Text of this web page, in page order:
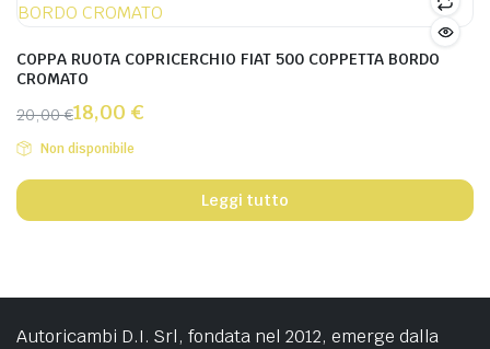
COPPA RUOTA COPRICERCHIO FIAT 500 COPPETTA BORDO
CROMATO
20,00€18,00 €
Non disponibile
Leggi tutto
Autoricambi D.I. Srl, fondata nel 2012, emerge dalla